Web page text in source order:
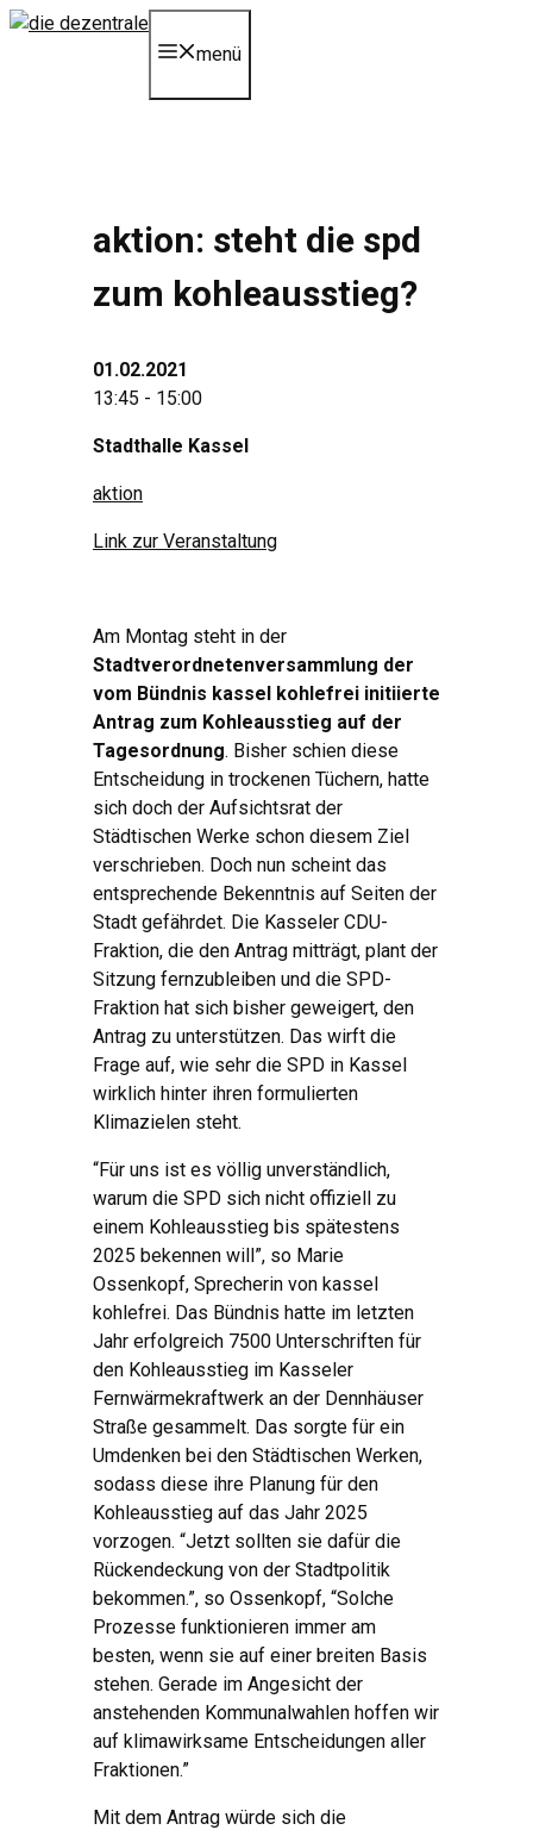
Zum
menü
aktion: steht die spd
zum kohleausstieg?
01.02.2021
13:45 - 15:00
Stadthalle Kassel
aktion
Link zur Veranstaltung
Am Montag steht in der
Stadtverordnetenversammlung der
vom Bündnis kassel kohlefrei initiierte
Antrag zum Kohleausstieg auf der
Tagesordnung. Bisher schien diese
Entscheidung in trockenen Tüchern, hatte
sich doch der Aufsichtsrat der
Städtischen Werke schon diesem Ziel
verschrieben. Doch nun scheint das
entsprechende Bekenntnis auf Seiten der
Stadt gefährdet. Die Kasseler CDU-
Fraktion, die den Antrag mitträgt, plant der
Sitzung fernzubleiben und die SPD-
Fraktion hat sich bisher geweigert, den
Antrag zu unterstützen. Das wirft die
Frage auf, wie sehr die SPD in Kassel
wirklich hinter ihren formulierten
Klimazielen steht.
“Für uns ist es völlig unverständlich,
warum die SPD sich nicht offiziell zu
einem Kohleausstieg bis spätestens
2025 bekennen will”, so Marie
Ossenkopf, Sprecherin von kassel
kohlefrei. Das Bündnis hatte im letzten
Jahr erfolgreich 7500 Unterschriften für
den Kohleausstieg im Kasseler
Fernwärmekraftwerk an der Dennhäuser
Straße gesammelt. Das sorgte für ein
Umdenken bei den Städtischen Werken,
sodass diese ihre Planung für den
Kohleausstieg auf das Jahr 2025
vorzogen. “Jetzt sollten sie dafür die
Rückendeckung von der Stadtpolitik
bekommen.”, so Ossenkopf, “Solche
Prozesse funktionieren immer am
besten, wenn sie auf einer breiten Basis
stehen. Gerade im Angesicht der
anstehenden Kommunalwahlen hoffen wir
auf klimawirksame Entscheidungen aller
Fraktionen.”
Mit dem Antrag würde sich die